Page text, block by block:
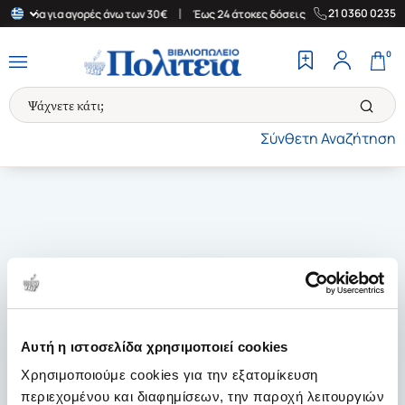
Αυτή η ιστοσελίδα χρησιμοποιεί cookies
Χρησιμοποιούμε cookies για την εξατομίκευση
περιεχομένου και διαφημίσεων, την παροχή λειτουργιών
για αγορές άνω των 30€ Έως 24 άτοκες δόσεις | Δωρεάν
21 0360 0235
Σύνθετη Αναζήτηση
0